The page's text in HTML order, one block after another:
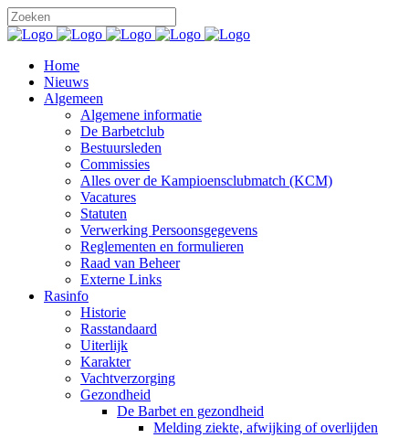
Home
Nieuws
Algemeen
Algemene informatie
De Barbetclub
Bestuursleden
Commissies
Alles over de Kampioensclubmatch (KCM)
Vacatures
Statuten
Verwerking Persoonsgegevens
Reglementen en formulieren
Raad van Beheer
Externe Links
Rasinfo
Historie
Rasstandaard
Uiterlijk
Karakter
Vachtverzorging
Gezondheid
De Barbet en gezondheid
Melding ziekte, afwijking of overlijden